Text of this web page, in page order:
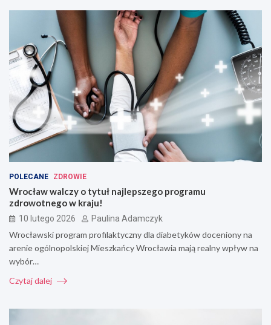
POLECANE ZDROWIE
Wrocław walczy o tytuł najlepszego programu
zdrowotnego w kraju!
10 lutego 2026 Paulina Adamczyk
Wrocławski program profilaktyczny dla diabetyków doceniony na
arenie ogólnopolskiej Mieszkańcy Wrocławia mają realny wpływ na
wybór…
Czytaj dalej